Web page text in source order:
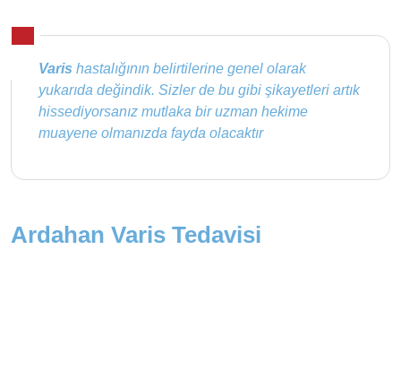
Varis hastalığının belirtilerine genel olarak
yukarıda değindik. Sizler de bu gibi şikayetleri artık
hissediyorsanız mutlaka bir uzman hekime
muayene olmanızda fayda olacaktır
Ardahan Varis Tedavisi